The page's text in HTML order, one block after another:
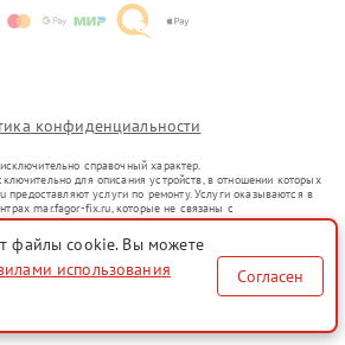
конфиденциальности
справочный характер.
для описания устройств, в отношении которых
услуги по ремонту. Услуги оказываются в
mar.fagor-fix.ru, которые не связаны с
или их официальными представителями.
уже введенных в гражданский оборот в соответствии
преследует цели индивидуализации услуг или введения
для информирования о предоставляемых услугах по
не является публичной офертой, определяемой
кодекса РФ
файлы cookie. Вы можете
использования
Согласен